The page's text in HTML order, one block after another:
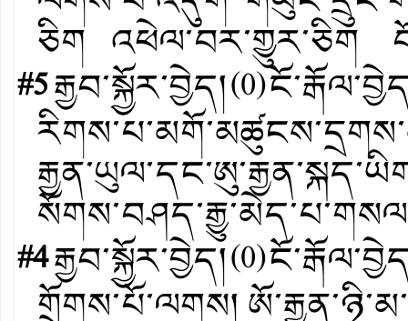
ཅིག འཕེལ་བར་གྱུར་ཅིག
#5རྒྱབ་སྐྱོར་བྱེད།(0)
#4རྒྱབ་སྐྱོར་བྱེད།(0)
གྲོགས་པོ་ལགས།